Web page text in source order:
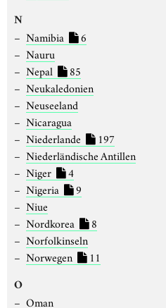
N
Namibia
6
Nauru
Nepal
85
Neukaledonien
Neuseeland
Nicaragua
Niederlande
197
Niederländische Antillen
Niger
4
Nigeria
9
Niue
Nordkorea
8
Norfolkinseln
Norwegen
11
O
Oman